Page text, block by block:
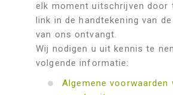
elk moment uitschrijven door
link in de handtekening van
van ons ontvangt.
Wij nodigen u uit kennis te
volgende informatie:
Algemene voorwaarden